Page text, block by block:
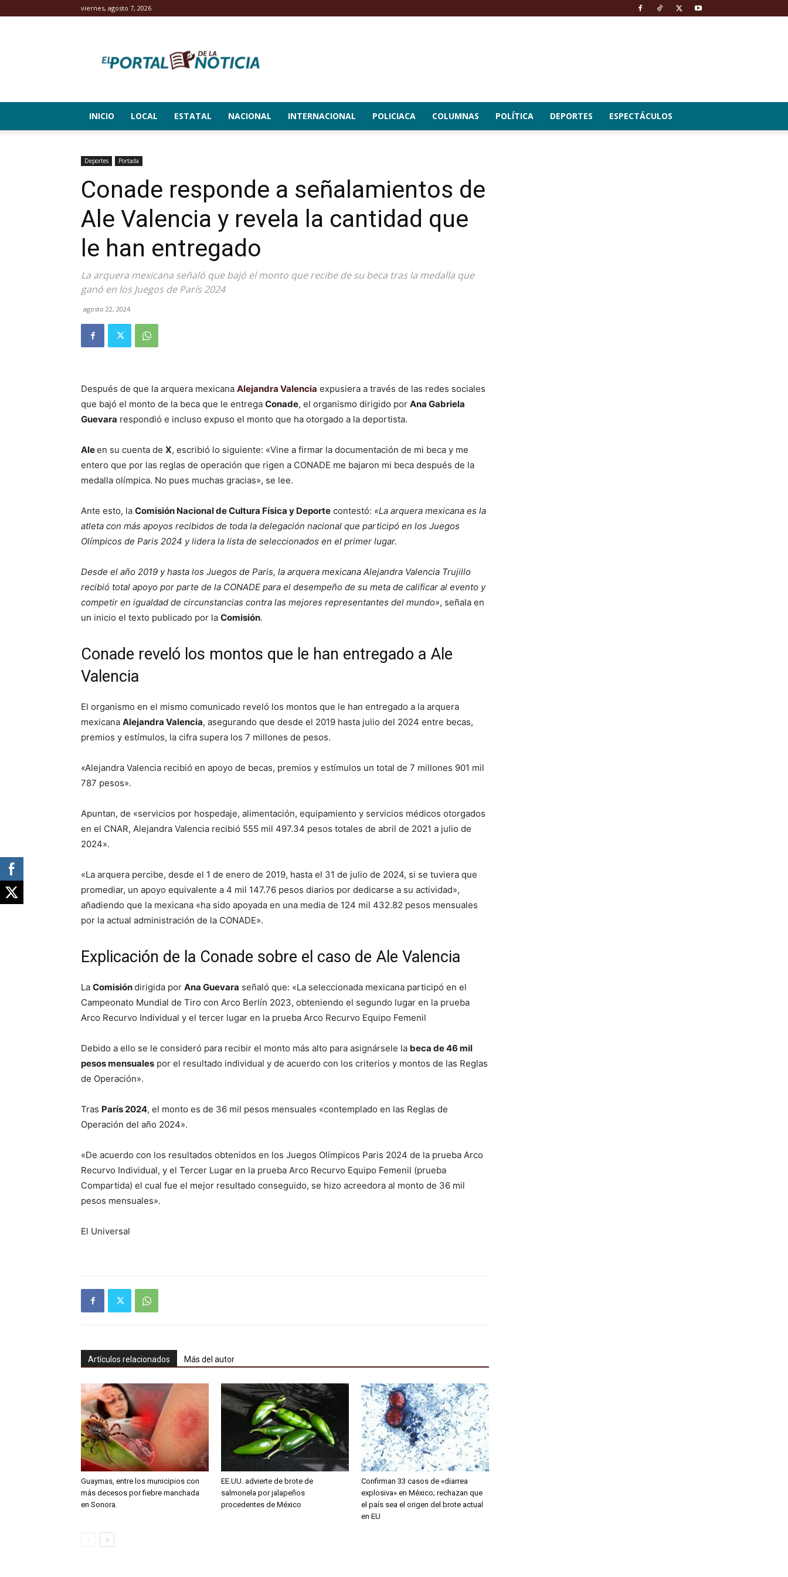
viernes, agosto 7, 2026
Portal
de
INICIO LOCAL ESTATAL NACIONAL INTERNACIONAL POLICIACA COLUMNAS POLÍTICA DEPORTES ESPECTÁCULOS
Deportes Portada
Conade responde a señalamientos de
Ale Valencia y revela la cantidad que
le han entregado
La arquera mexicana señaló que bajó el monto que recibe de su beca tras la medalla que
ganó en los Juegos de París 2024
agosto 22, 2024
Después de que la arquera mexicana Alejandra Valencia expusiera a través de las redes sociales
que bajó el monto de la beca que le entrega Conade, el organismo dirigido por Ana Gabriela
Guevara respondió e incluso expuso el monto que ha otorgado a la deportista.
Aleen su cuenta de X, escribió lo siguiente: «Vine a firmar la documentación de mi beca y me
entero que por las reglas de operación que rigen a CONADE me bajaron mi beca después de la
medalla olímpica. No pues muchas gracias», se lee.
Ante esto, la Comisión Nacional de Cultura Física y Deporte contestó: «La arquera mexicana es la
atleta con más apoyos recibidos de toda la delegación nacional que participó en los Juegos
Olímpicos de Paris 2024 y lidera la lista de seleccionados en el primer lugar.
Desde el año 2019 y hasta los Juegos de Paris, la arquera mexicana Alejandra Valencia Trujillo
recibió total apoyo por parte de la CONADE para el desempeño de su meta de calificar al evento y
competir en igualdad de circunstancias contra las mejores representantes del mundo», señala en
un inicio el texto publicado por la Comisión.
Conade reveló los montos que le han entregado a Ale
Valencia
El organismo en el mismo comunicado reveló los montos que le han entregado a la arquera
mexicana Alejandra Valencia, asegurando que desde el 2019 hasta julio del 2024 entre becas,
premios y estímulos, la cifra supera los 7 millones de pesos.
«Alejandra Valencia recibió en apoyo de becas, premios y estímulos un total de 7 millones 901 mil
787 pesos».
Apuntan, de «servicios por hospedaje, alimentación, equipamiento y servicios médicos otorgados
en el CNAR, Alejandra Valencia recibió 555 mil 497.34 pesos totales de abril de 2021 a julio de
2024».
«La arquera percibe, desde el 1 de enero de 2019, hasta el 31 de julio de 2024, si se tuviera que
promediar, un apoyo equivalente a 4 mil 147.76 pesos diarios por dedicarse a su actividad»,
añadiendo que la mexicana «ha sido apoyada en una media de 124 mil 432.82 pesos mensuales
por la actual administración de la CONADE».
Explicación de la Conade sobre el caso de Ale Valencia
La Comisióndirigida por Ana Guevara señaló que: «La seleccionada mexicana participó en el
Campeonato Mundial de Tiro con Arco Berlín 2023, obteniendo el segundo lugar en la prueba
Arco Recurvo Individual y el tercer lugar en la prueba Arco Recurvo Equipo Femenil
Debido a ello se le consideró para recibir el monto más alto para asignársele la beca de 46 mil
pesos mensuales por el resultado individual y de acuerdo con los criterios y montos de las Reglas
de Operación».
Tras París 2024, el monto es de 36 mil pesos mensuales «contemplado en las Reglas de
Operación del año 2024».
«De acuerdo con los resultados obtenidos en los Juegos Olímpicos Paris 2024 de la prueba Arco
Recurvo Individual, y el Tercer Lugar en la prueba Arco Recurvo Equipo Femenil (prueba
Compartida) el cual fue el mejor resultado conseguido, se hizo acreedora al monto de 36 mil
pesos mensuales».
El Universal
Artículos relacionados Más del autor
Guaymas, entre los municipios con
más decesos por fiebre manchada
en Sonora.
EE.UU. advierte de brote de
salmonela por jalapeños
procedentes de México
Confirman 33 casos de «diarrea
explosiva» en México; rechazan que
el país sea el origen del brote actual
en EU